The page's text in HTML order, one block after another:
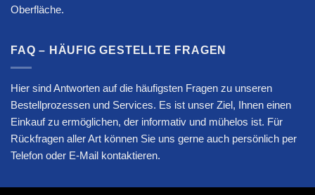
Oberfläche.
FAQ – HÄUFIG GESTELLTE FRAGEN
Hier sind Antworten auf die häufigsten Fragen zu unseren
Bestellprozessen und Services. Es ist unser Ziel, Ihnen einen
Einkauf zu ermöglichen, der informativ und mühelos ist. Für
Rückfragen aller Art können Sie uns gerne auch persönlich per
Telefon oder E-Mail kontaktieren.